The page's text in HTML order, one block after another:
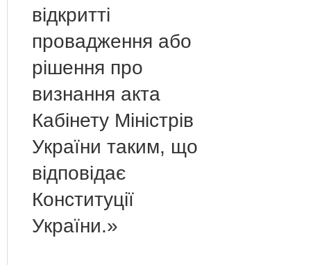
відкритті
провадження або
рішення про
визнання акта
Кабінету Міністрів
України таким, що
відповідає
Конституції
України.»